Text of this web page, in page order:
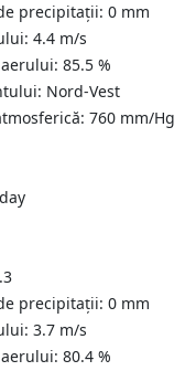
precipitații: 0 mm
4.4 m/s
85.5 %
Nord-Vest
760 mm/Hg
precipitații: 0 mm
3.7 m/s
80.4 %